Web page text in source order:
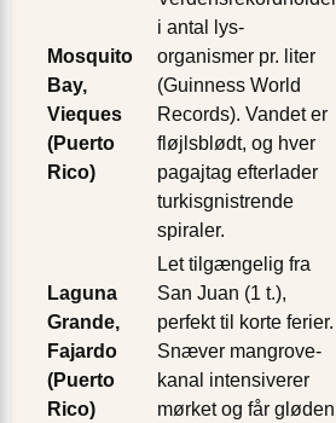
Mosquito
Bay,
Vieques
(Puerto
Rico)
i antal lys-
organismer pr. liter
(Guinness World
Records). Vandet er
fløjlsblødt, og hver
pagajtag efterlader
turkisgnistrende
spiraler.
Laguna
Grande,
Fajardo
(Puerto
Rico)
Let tilgængelig fra
San Juan (1 t.),
perfekt til korte ferier.
Snæver mangrove-
kanal intensiverer
mørket og får gløden